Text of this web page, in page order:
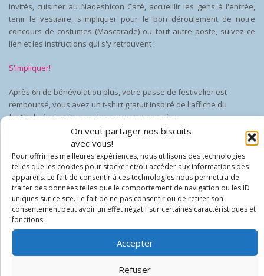
On veut partager nos biscuits
avec vous!
Pour offrir les meilleures expériences, nous utilisons des technologies
telles que les cookies pour stocker et/ou accéder aux informations des
appareils. Le fait de consentir à ces technologies nous permettra de
traiter des données telles que le comportement de navigation ou les ID
uniques sur ce site. Le fait de ne pas consentir ou de retirer son
consentement peut avoir un effet négatif sur certaines caractéristiques et
fonctions.
Accepter
Refuser
invités, cuisiner au Nadeshicon Café, accueillir les gens à l'entrée,
tenir le vestiaire, s'impliquer pour le bon déroulement de notre
concours de costumes (Mascarade) ou tout autre poste, suivez ce
lien et les instructions qui s'y retrouvent :
S'impliquer!
Après 6h de bénévolat ou plus, votre passe de festivalier est
remboursé, vous avez un t-shirt gratuit inspiré de l'affiche du
festival, ainsi qu'un snack pour vous remercier.
Au plaisir de vous voir parmi nous en tant que festivalier,
collaborateur, bénévole, marchand, exposant, artiste ou invité!
Règlements du Nadeshicon Idol au
Festival Nadeshicon 2014